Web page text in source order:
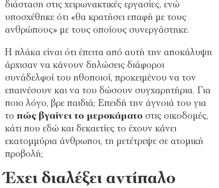
διάσταση στις χειρωνακτικές εργασίες, ενώ
υποσχέθηκε ότι «θα κρατήσει επαφή με τους
ανθρώπους» με τους οποίους συνεργάστηκε.
Η πλάκα είναι ότι έπειτα από αυτή την αποκάλυψη
άρχισαν να κάνουν δηλώσεις διάφοροι
συνάδελφοί του ηθοποιοί, προκειμένου να τον
επαινέσουν και να του δώσουν συγχαρητήρια. Για
ποιο λόγο, βρε παιδιά; Επειδή την άγνοιά του για
το πώς βγαίνει το μεροκάματο στις οικοδομές,
κάτι που εδώ και δεκαετίες το έχουν κάνει
εκατομμύρια άνθρωποι, τη μετέτρεψε σε ατομική
προβολή;
Έχει διαλέξει αντίπαλο